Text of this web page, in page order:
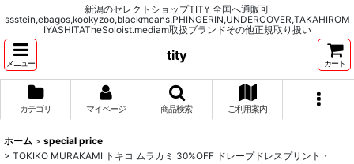
新潟のセレクトショップTITY 全国へ通販可
ssstein,ebagos,kookyzoo,blackmeans,PHINGERIN,UNDERCOVER,TAKAHIROM
IYASHITATheSoloist.mediam取扱ブランドその他正規取り扱い
メニュー
tity
カート
カテゴリ マイページ 商品検索 ご利用案内
ホーム > special price
> TOKIKO MURAKAMI トキコ ムラカミ 30%OFF ドレープドレスプリント・